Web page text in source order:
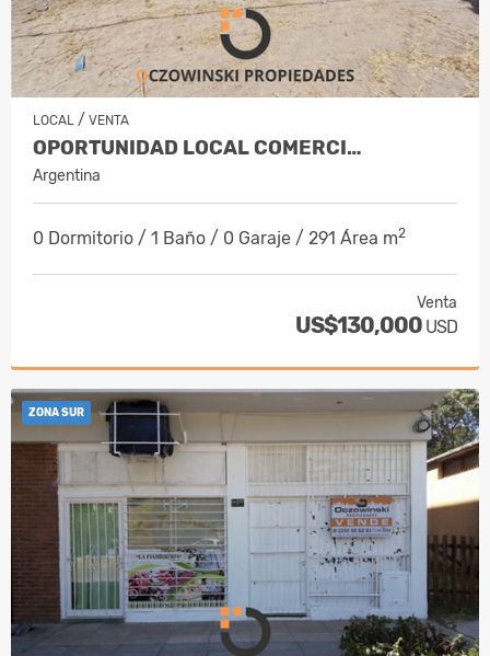
LOCAL / VENTA
OPORTUNIDAD LOCAL COMERCI…
Argentina
0 Dormitorio / 1 Baño / 0 Garaje / 291 Área m2
Venta
US$130,000 USD
ZONA SUR